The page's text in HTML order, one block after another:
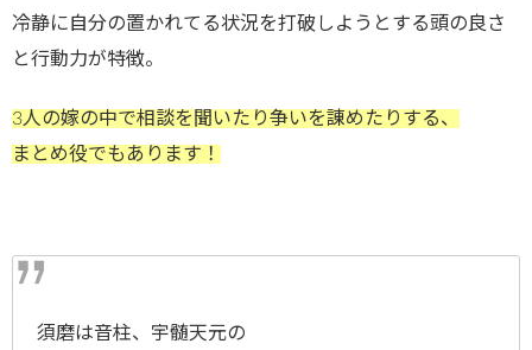
冷静に自分の置かれてる状況を打破しようとする頭の良さ
と行動力が特徴。
3人の嫁の中で相談を聞いたり争いを諌めたりする、
まとめ役でもあります！
須磨は音柱、宇髄天元の